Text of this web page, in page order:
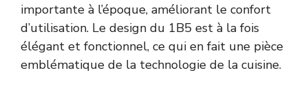
importante à l’époque, améliorant le confort
d’utilisation. Le design du 1B5 est à la fois
élégant et fonctionnel, ce qui en fait une pièce
emblématique de la technologie de la cuisine.